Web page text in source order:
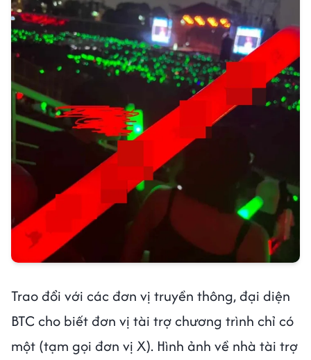
Trao đổi với các đơn vị truyền thông, đại diện
BTC cho biết đơn vị tài trợ chương trình chỉ có
một (tạm gọi đơn vị X). Hình ảnh về nhà tài trợ